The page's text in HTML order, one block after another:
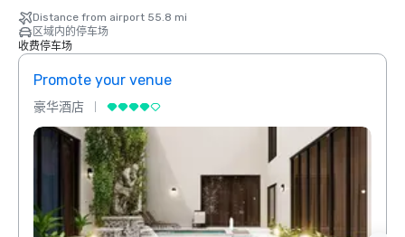
Distance from airport 55.8 mi
区域内的停车场
收费停车场
Promote your venue
豪华酒店